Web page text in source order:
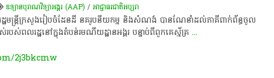
ឧទ្យានបុរាណវិទ្យាអង្គរ (AAP) /អាជ្ញាធរជាតិអប្សរា
ន្ត្រី​ក្រសួង​រៀបចំ​ដែនដី​ ​​នគរូ​ប​នី​យ​កម្ម​ ​និង​សំណង់​ ​បាន​ណែនាំ​ដល់​ភាគី​ពាក់ព័ន្ធ​ចូល
របស់​ពលរដ្ឋ​នៅ​ក្នុង​តំបន់​រមណីយដ្ឋាន​អង្គរ​ ​បន្ទាប់ពី​ពួកគេ​ស្ម័គ្រ ...
2j3bkcmw